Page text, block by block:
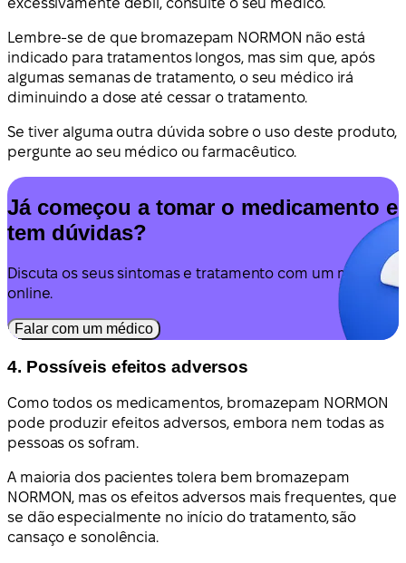
excessivamente débil, consulte o seu médico.
Lembre-se de que bromazepam NORMON não está
indicado para tratamentos longos, mas sim que, após
algumas semanas de tratamento, o seu médico irá
diminuindo a dose até cessar o tratamento.
Se tiver alguma outra dúvida sobre o uso deste produto,
pergunte ao seu médico ou farmacêutico.
Já começou a tomar o medicamento e
tem dúvidas?
Discuta os seus sintomas e tratamento com um médico
online.
Falar com um médico
4. Possíveis efeitos adversos
Como todos os medicamentos, bromazepam NORMON
pode produzir efeitos adversos, embora nem todas as
pessoas os sofram.
A maioria dos pacientes tolera bem bromazepam
NORMON, mas os efeitos adversos mais frequentes, que
se dão especialmente no início do tratamento, são
cansaço e sonolência.